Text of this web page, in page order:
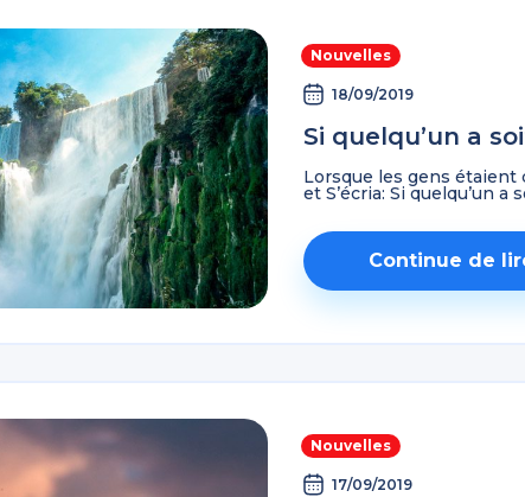
Nouvelles
18/09/2019
Si quelqu’un a
Lorsque les gens
et S’écria: Si quelqu’un a
Continue de
Nouvelles
17/09/2019